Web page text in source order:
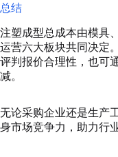
总结
注塑成型总成本由模具
运营六大板块共同决定
评判报价合理性，也可
减。
无论采购企业还是生产
身市场竞争力，助力行